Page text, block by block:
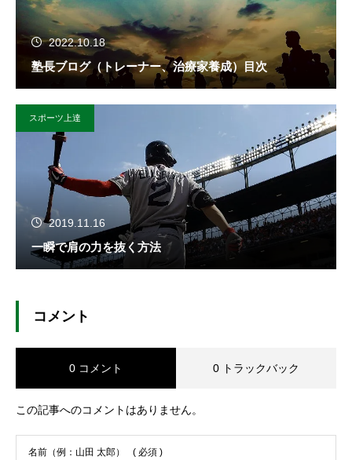
2022.10.18
塾長ブログ（トレーナー、治療家養成）目次
スポーツ上達
2019.11.16
一瞬で肩の力を抜く方法
コメント
0 コメント 0 トラックバック
この記事へのコメントはありません。
名前（例：山田 太郎） ( 必須 )